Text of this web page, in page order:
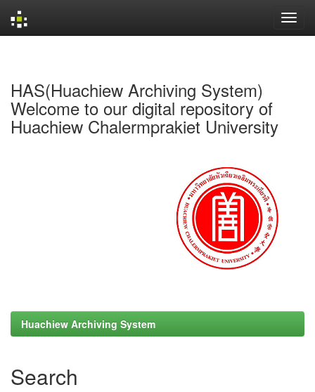
HAS(Huachiew Archiving System)
Welcome to our digital repository of
Huachiew Chalermprakiet University
Huachiew Archiving System
Search